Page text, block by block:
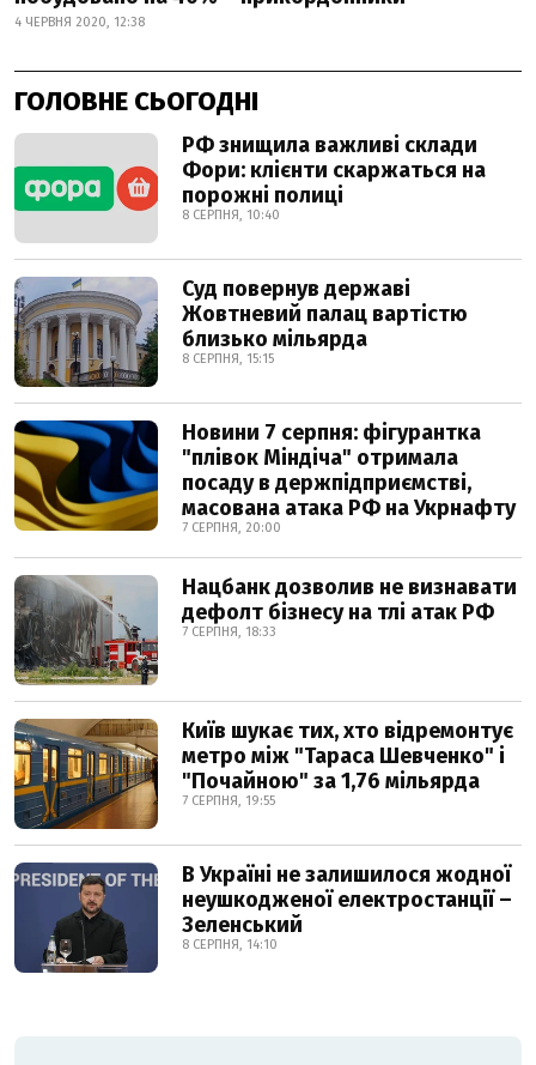
4 ЧЕРВНЯ 2020, 12:38
ГОЛОВНЕ СЬОГОДНІ
РФ знищила важливі склади
Фори: клієнти скаржаться на
порожні полиці
8 СЕРПНЯ, 10:40
Суд повернув державі
Жовтневий палац вартістю
близько мільярда
8 СЕРПНЯ, 15:15
Новини 7 серпня: фігурантка
"плівок Міндіча" отримала
посаду в держпідприємстві,
масована атака РФ на Укрнафту
7 СЕРПНЯ, 20:00
Нацбанк дозволив не визнавати
дефолт бізнесу на тлі атак РФ
7 СЕРПНЯ, 18:33
Київ шукає тих, хто відремонтує
метро між "Тараса Шевченко" і
"Почайною" за 1,76 мільярда
7 СЕРПНЯ, 19:55
В Україні не залишилося жодної
неушкодженої електростанції –
Зеленський
8 СЕРПНЯ, 14:10